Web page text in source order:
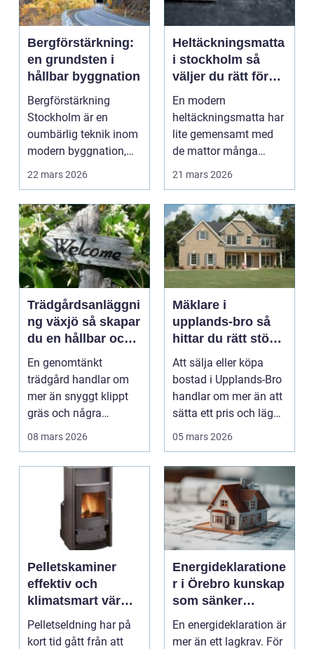
Bergförstärkning:
en grundsten i
hållbar byggnation
Bergförstärkning
Stockholm är en
oumbärlig teknik inom
modern byggnation,
22 mars 2026
Heltäckningsmatta
i stockholm så
väljer du rätt för
hem och kontor
En modern
heltäckningsmatta har
lite gemensamt med
de mattor många
21 mars 2026
Trädgårdsanläggni
ng växjö så skapar
du en hållbar och
funktionell
trädgård
En genomtänkt
trädgård handlar om
mer än snyggt klippt
gräs och några
08 mars 2026
Mäklare i
upplands-bro så
hittar du rätt stöd
för din
bostadsaffär
Att sälja eller köpa
bostad i Upplands-Bro
handlar om mer än att
sätta ett pris och lägga
05 mars 2026
Pelletskaminer
effektiv och
klimatsmart värme
för moderna hem
Pelletseldning har på
kort tid gått från att
Energideklaratione
r i Örebro kunskap
som sänker
kostnader och
höjer värdet
En energideklaration är
mer än ett lagkrav. För